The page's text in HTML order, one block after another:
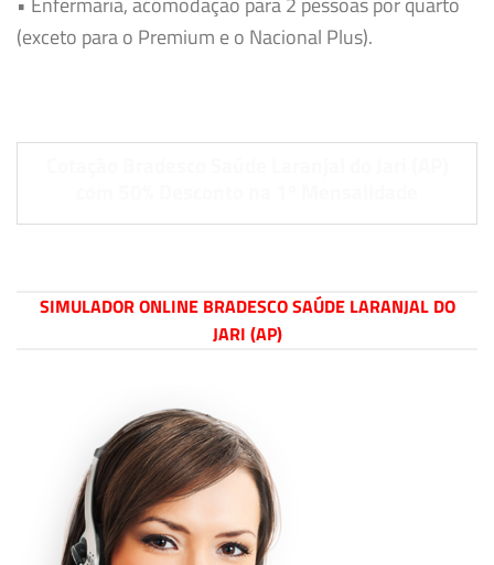
(exceto para o Premium e o Nacional Plus).
SIMULADOR ONLINE BRADESCO SAÚDE LARANJAL DO
JARI (AP)